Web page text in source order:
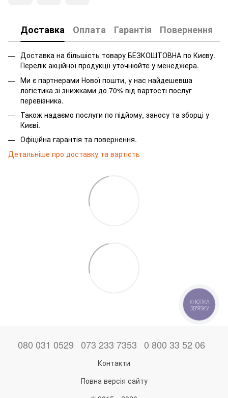
Доставка Оплата Гарантія Повернення
Доставка на більшість товару БЕЗКОШТОВНА по Києву.
Перелік акційної продукції уточнюйте у менеджера.
Ми є партнерами Нової пошти, у нас найдешевша
логістика зі знижками до 70% від вартості послуг
перевізника.
Також надаємо послуги по підйому, заносу та зборці у
Києві.
Офіційна гарантія та повернення.
Детальніше про доставку та вартість
080 031 0529 073 233 7353 0 800 33 52 06
Контакти
Повна версія сайту
КНОПКА
ЗВ'ЯЗКУ